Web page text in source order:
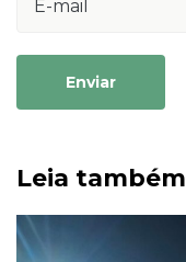
Enviar
Leia também